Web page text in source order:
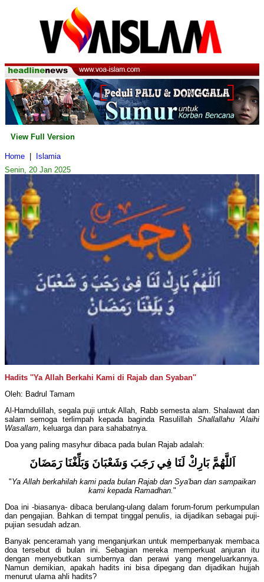
View Full Version
Home
Islamia
Senin, 20 Jan 2025
Hadits ''Ya Allah Berkahi Kami di Rajab dan Syaban''
Oleh: Badrul Tamam
Al-Hamdulillah, segala puji untuk Allah, Rabb semesta alam. Shalawat dan
salam semoga terlimpah kepada baginda Rasulillah Shallallahu 'Alaihi
Wasallam, keluarga dan para sahabatnya.
Doa yang paling masyhur dibaca pada bulan Rajab adalah:
اَللَّهُمَّ بَارِكْ لَنَا فِي رَجَبَ وَشَعْبَانَ وَبَلِّغْنَا رَمَضَانَ
"Ya Allah berkahilah kami pada bulan Rajab dan Sya'ban dan sampaikan
kami kepada Ramadhan."
Doa ini -biasanya- dibaca berulang-ulang dalam forum-forum perkumpulan
dan pengajian. Bahkan di tempat tinggal penulis, ia dijadikan sebagai puji-
pujian sesudah adzan.
Banyak penceramah yang menganjurkan untuk memperbanyak membaca
doa tersebut di bulan ini. Sebagian mereka memperkuat anjuran itu
dengan menyebutkan sumbernya dan perawi yang mengeluarkannya.
Namun demikian, apakah hadits ini bisa dipegang dan dijadikan hujjah
menurut ulama ahli hadits?